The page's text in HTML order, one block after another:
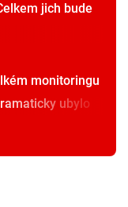
jich bude
monitoringu
ubylo